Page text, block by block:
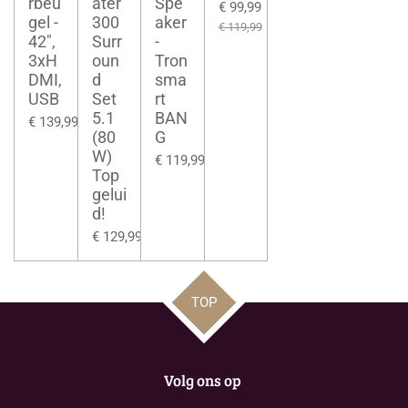
gel -
42",
3xH
DMI,
USB
€ 139,99
300
Surr
oun
d
Set
5.1
(80
W)
Top
gelui
d!
€ 129,99
aker
-
Tron
sma
rt
BAN
G
€ 119,99
€ 99,99
€ 119,99
TOP
Volg ons op